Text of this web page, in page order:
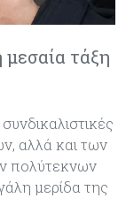
τάξη
αλλά και των
πολύτεκνων
μερίδα της